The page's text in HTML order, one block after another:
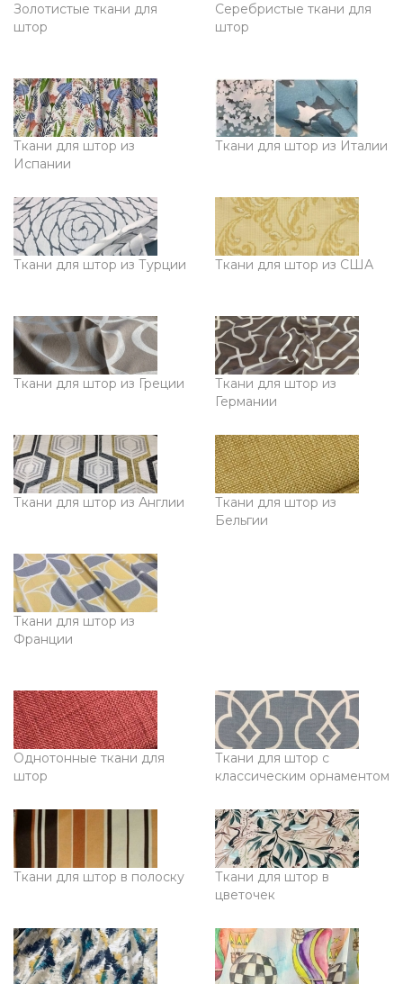
Золотистые ткани для
штор
Серебристые ткани для
штор
Ткани для штор из
Испании
Ткани для штор из Италии
Ткани для штор из Турции Ткани для штор из США
Ткани для штор из Греции
Ткани для штор из
Германии
Ткани для штор из Англии
Ткани для штор из
Бельгии
Ткани для штор из
Франции
Однотонные ткани для
штор
Ткани для штор с
классическим орнаментом
Ткани для штор в полоску
Ткани для штор в
цветочек